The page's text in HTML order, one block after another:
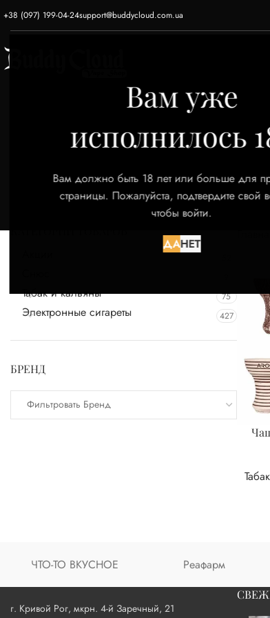
Вам уже
исполнилось
Вам должно быть 18 лет или больше для
страницы. Пожалуйста, подтвердите свой
чтобы войти.
ДАНЕТ
+38 (097) 199-04-24support@buddycloud.com.ua
Табак и кальяны 75
Электронные сигареты 427
БРЕНД
Фильтровать Бренд
ЧТО-ТО ВКУСНОЕ Реафарм
г. Кривой Рог, мкрн. 4-й Заречный, 21